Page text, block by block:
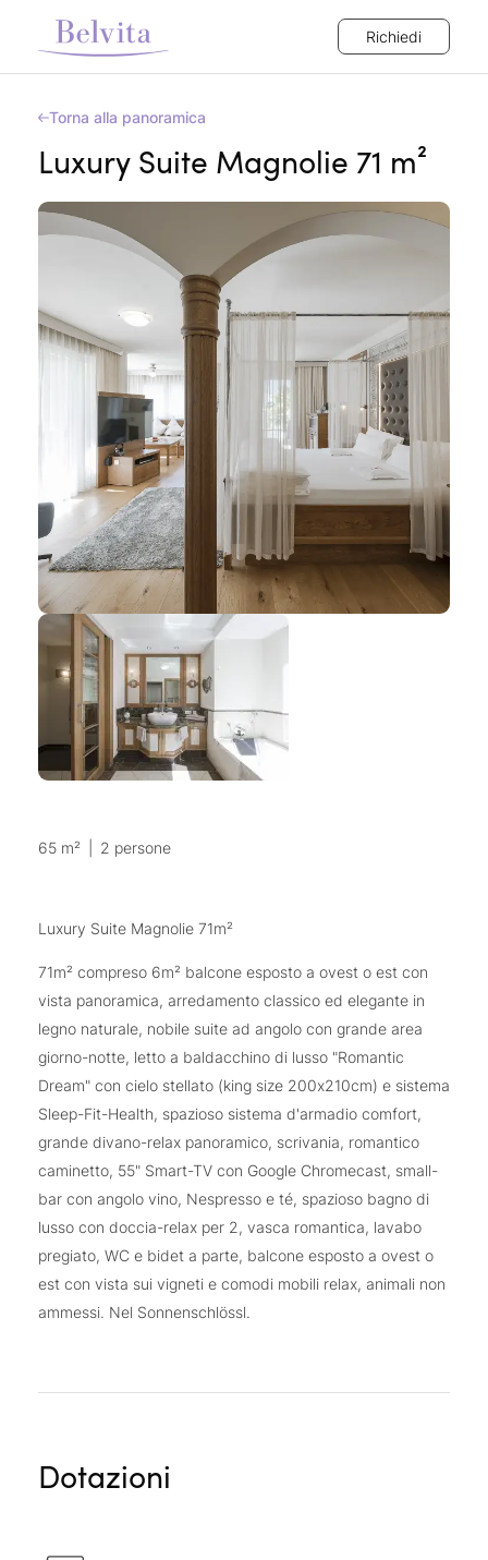
Richiedi
Torna alla panoramica
Luxury Suite Magnolie 71 m²
65 m² 2 persone
Luxury Suite Magnolie 71m²
71m² compreso 6m² balcone esposto a ovest o est con
vista panoramica, arredamento classico ed elegante in
legno naturale, nobile suite ad angolo con grande area
giorno-notte, letto a baldacchino di lusso "Romantic
Dream" con cielo stellato (king size 200x210cm) e sistema
Sleep-Fit-Health, spazioso sistema d'armadio comfort,
grande divano-relax panoramico, scrivania, romantico
caminetto, 55" Smart-TV con Google Chromecast, small-
bar con angolo vino, Nespresso e té, spazioso bagno di
lusso con doccia-relax per 2, vasca romantica, lavabo
pregiato, WC e bidet a parte, balcone esposto a ovest o
est con vista sui vigneti e comodi mobili relax, animali non
ammessi. Nel Sonnenschlössl.
Dotazioni